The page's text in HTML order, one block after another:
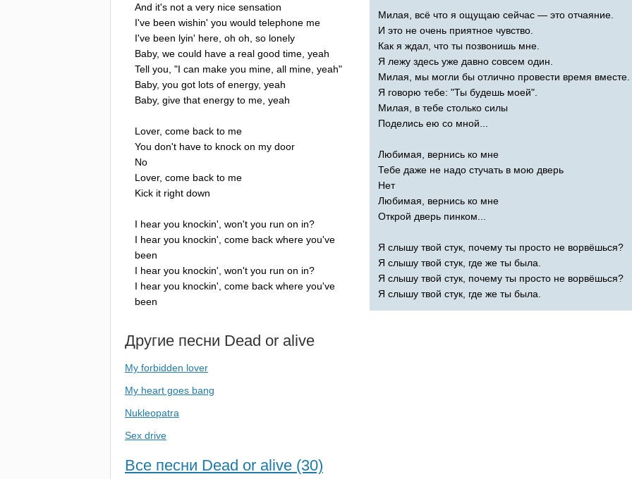
And it's not a very nice sensation
I've been wishin' you would telephone me
I've been lyin' here oh oh so lonely
Baby, we could have a real good time yeah
Tell you , "I can make you mine all mine yeah"
Baby, you got lots of energy, yeah
Baby, give that energy to me yeah
Lover, come back to me
You don't have to knock on my door
No
Lover, come back to me
Kick it right down
I hear you knockin' won't you run on in?
I hear you knockin' come back where you've
been
I hear you knockin' won't you run on in?
I hear you knockin' come back where you've
been
Милая, всё что я ощущаю сейчас — это отчаяние.
И это не очень приятное чувство.
Как я ждал, что ты позвонишь мне.
Я лежу здесь уже давно совсем один.
Милая, мы могли бы отлично провести время вместе.
Я говорю тебе: "Ты будешь моей".
Милая, в тебе столько силы
Поделись ею со мной...
Любимая, вернись ко мне
Тебе даже не надо стучать в мою дверь
Нет
Любимая, вернись ко мне
Открой дверь пинком...
Я слышу твой стук, почему ты просто не ворвёшься?
Я слышу твой стук, где же ты была.
Я слышу твой стук, почему ты просто не ворвёшься?
Я слышу твой стук, где же ты была.
Другие песни Dead or alive
My forbidden lover
My heart goes bang
Nukleopatra
Sex drive
Все песни Dead or alive (30)